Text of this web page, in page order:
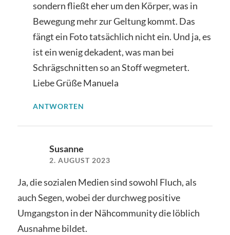
sondern fließt eher um den Körper, was in
Bewegung mehr zur Geltung kommt. Das
fängt ein Foto tatsächlich nicht ein. Und ja, es
ist ein wenig dekadent, was man bei
Schrägschnitten so an Stoff wegmetert.
Liebe Grüße Manuela
ANTWORTEN
Susanne
2. AUGUST 2023
Ja, die sozialen Medien sind sowohl Fluch, als
auch Segen, wobei der durchweg positive
Umgangston in der Nähcommunity die löblich
Ausnahme bildet.